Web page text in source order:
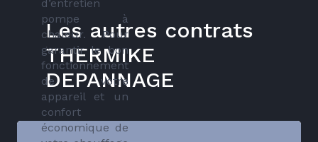
d’entretien
pompe à
chaleur. Pour
garantir le bon
fonctionnement
de votre
appareil et un
confort
économique de
Les autres contrats
THERMIKE
DEPANNAGE